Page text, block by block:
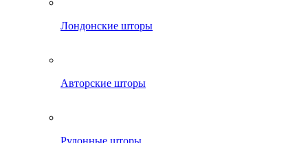
Лондонские шторы
Авторские шторы
Рулонные шторы